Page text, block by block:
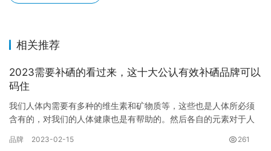
相关推荐
2023需要补硒的看过来，这十大公认有效补硒品牌可以
码住
我们人体内需要有多种的维生素和矿物质等，这些也是人体所必须
含有的，对我们的人体健康也是有帮助的。然后各自的元素对于人
作用，…
品牌 2023-02-15 261